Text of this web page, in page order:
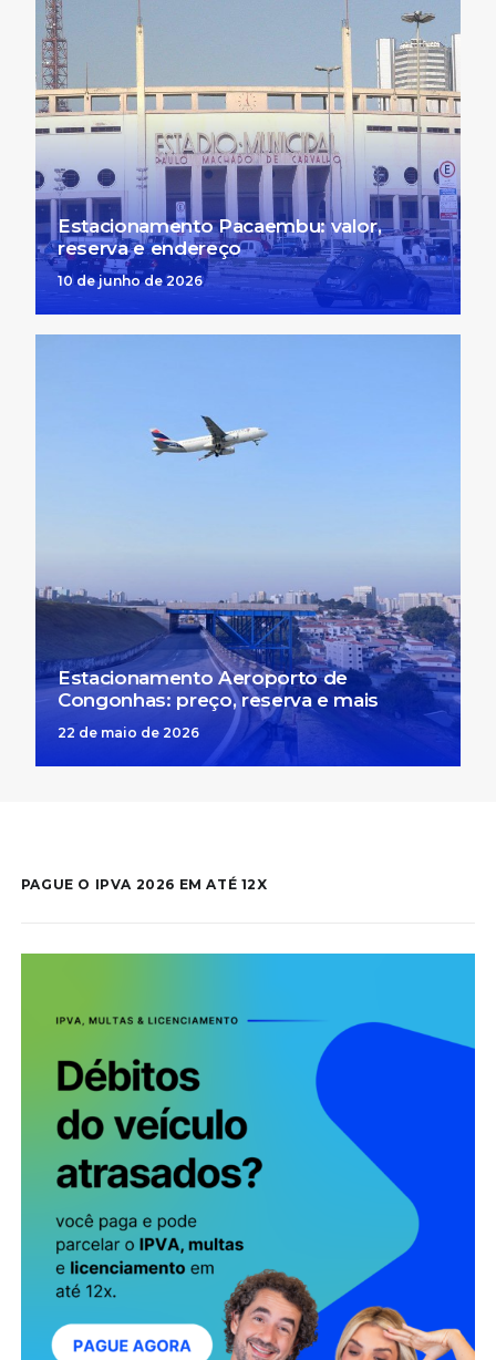
Estacionamento Pacaembu: valor,
reserva e endereço
10 de junho de 2026
Estacionamento Aeroporto de
Congonhas: preço, reserva e mais
22 de maio de 2026
PAGUE O IPVA 2026 EM ATÉ 12X